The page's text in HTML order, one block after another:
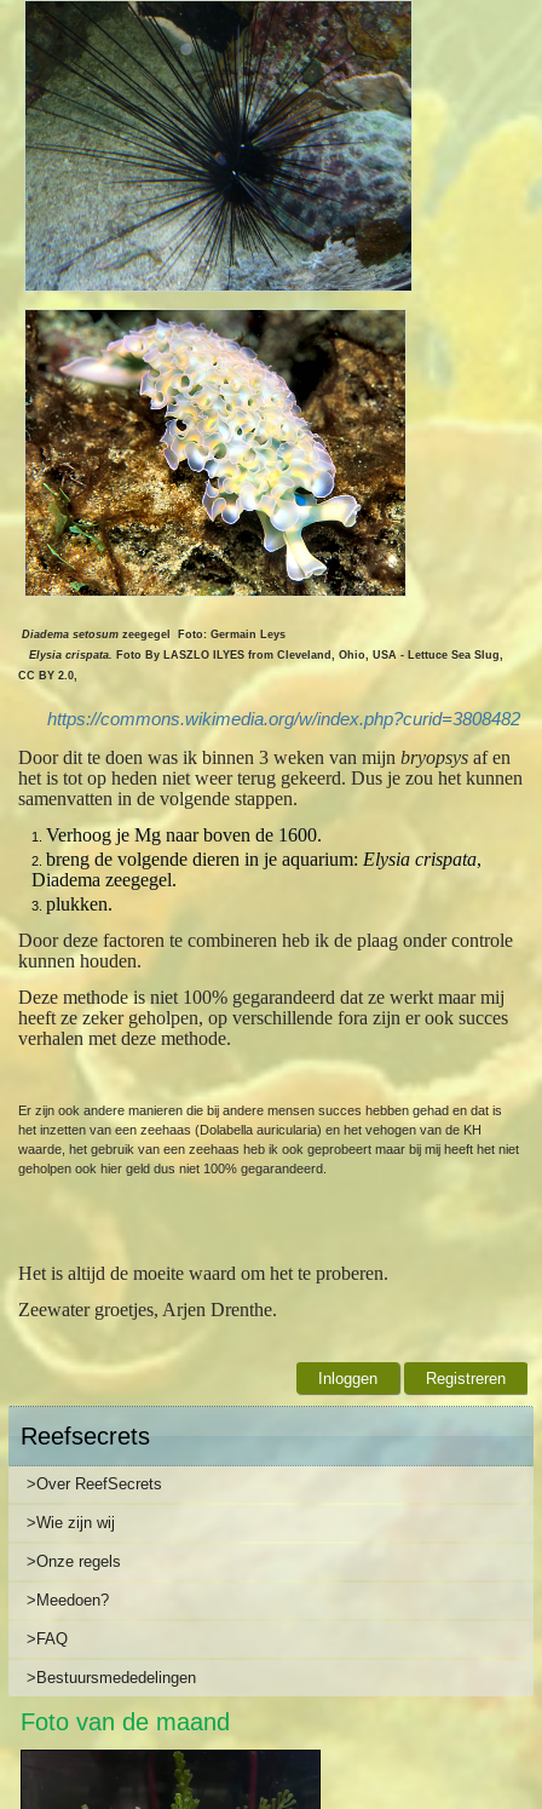
Diadema setosumzeegegel Foto: Germain Leys
Elysia crispata.
Foto By LASZLO ILYES from Cleveland, Ohio, USA - Lettuce Sea Slug,
CC BY 2.0,
https://commons.wikimedia.org/w/index.php?curid=3808482
Door dit te doen was ik binnen 3 weken van mijnbryopsys af en
het is tot op heden niet weer terug gekeerd. Dus je zou het kunnen
samenvatten in de volgende stappen.
Verhoog je Mg naar boven de 1600.
breng de volgende dieren in je aquarium: Elysia crispata,
Diadema zeegegel.
plukken.
Door deze factoren te combineren heb ik de plaag onder controle
kunnen houden.
Deze methode is niet 100% gegarandeerd dat ze werkt maar mij
heeft ze zeker geholpen, op verschillende fora zijn er ook succes
verhalen met deze methode.
Er zijn ook andere manieren die bij andere mensen succes hebben gehad en dat is
het inzetten van een zeehaas (Dolabella auricularia) en het vehogen van de KH
waarde, het gebruik van een zeehaas heb ik ook geprobeert maar bij mij heeft het niet
geholpen ook hier geld dus niet 100% gegarandeerd.
Het is altijd de moeite waard om het te proberen.
Zeewater groetjes, Arjen Drenthe.
Inloggen Registreren
Reefsecrets
>Over ReefSecrets
>Wie zijn wij
>Onze regels
>Meedoen?
>FAQ
>Bestuursmededelingen
Foto van de maand